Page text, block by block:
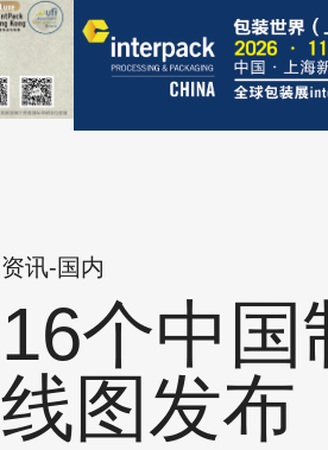
国际 访谈
话题
展会
设备
企
营销
商机
资讯-国内
16个中
线图发布